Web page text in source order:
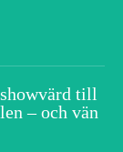
till
– och vän